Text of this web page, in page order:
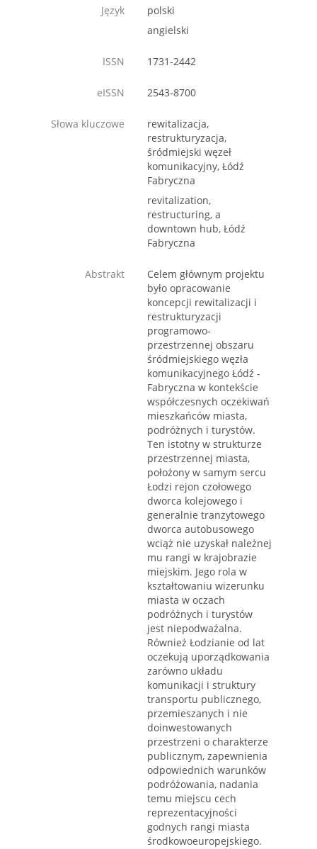
Język
polski
angielski
ISSN 1731-2442
eISSN 2543-8700
Słowa kluczowe
rewitalizacja,
restrukturyzacja,
śródmiejski węzeł
komunikacyjny, Łódź
Fabryczna
revitalization,
restructuring, a
downtown hub, Łódź
Fabryczna
Abstrakt
Celem głównym projektu
było opracowanie
koncepcji rewitalizacji i
restrukturyzacji
programowo-
przestrzennej obszaru
śródmiejskiego węzła
komunikacyjnego Łódź -
Fabryczna w kontekście
współczesnych oczekiwań
mieszkańców miasta,
podróżnych i turystów.
Ten istotny w strukturze
przestrzennej miasta,
położony w samym sercu
Łodzi rejon czołowego
dworca kolejowego i
generalnie tranzytowego
dworca autobusowego
wciąż nie uzyskał należnej
mu rangi w krajobrazie
miejskim. Jego rola w
kształtowaniu wizerunku
miasta w oczach
podróżnych i turystów
jest niepodważalna.
Również Łodzianie od lat
oczekują uporządkowania
zarówno układu
komunikacji i struktury
transportu publicznego,
przemieszanych i nie
doinwestowanych
przestrzeni o charakterze
publicznym, zapewnienia
odpowiednich warunków
podróżowania, nadania
temu miejscu cech
reprezentacyjności
godnych rangi miasta
środkowoeuropejskiego.